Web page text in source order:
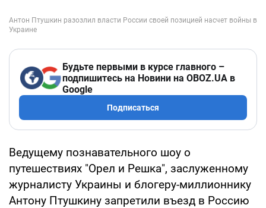
Будьте первыми в курсе главного –
подпишитесь на Новини на OBOZ.UA в
Google
Подписаться
Ведущему познавательного шоу о
путешествиях "Орел и Решка", заслуженному
журналисту Украины и блогеру-миллионнику
Антону Птушкину запретили въезд в Россию